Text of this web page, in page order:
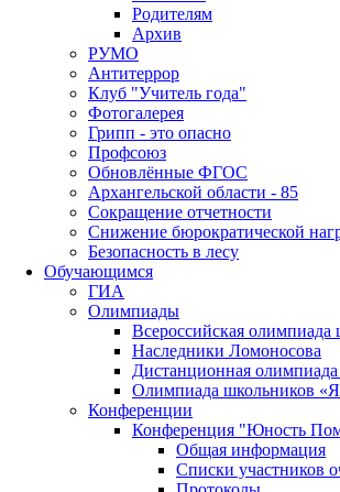
Родителям
Архив
РУМО
Антитеррор
Клуб "Учитель года"
Фотогалерея
Грипп - это опасно
Профсоюз
Обновлённые ФГОС
Архангельской области - 85
Сокращение отчетности
Снижение бюрократической
Безопасность в лесу
Обучающимся
ГИА
Олимпиады
Всероссийская олимпиада
Наследники Ломоносова
Дистанционная
Олимпиада школьников
Конференции
Конференция "Юность
Общая информация
Списки участников